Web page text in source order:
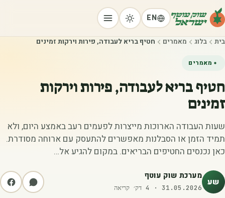
EN
בית בלוג מאמרים חטיף בריא לעבודה, פירות וירקות זמינים
מאמרים
חטיף בריא לעבודה, פירות וירקות
זמינים
שעות העבודה הארוכות מייצרות לפעמים רעב באמצע היום, ולא
תמיד הזמן או הסבלנות מאפשרים להתעסק עם ארוחה מסודרת.
כאן נכנסים החטיפים הבריאים. במקום להגיע אל…
שע מערכת שוק עוטף
31.05.2026
·
4 דק׳ קריאה